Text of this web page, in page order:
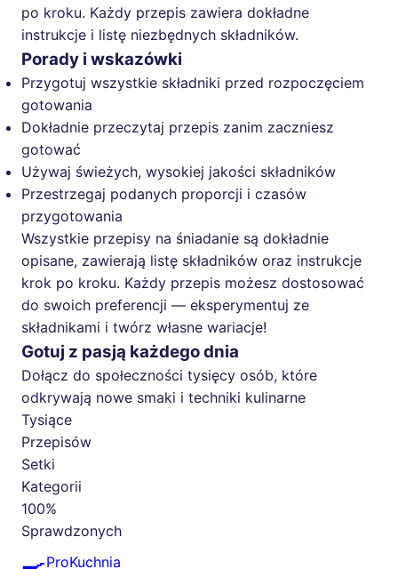
po kroku. Każdy przepis zawiera dokładne
instrukcje i listę niezbędnych składników.
Porady i wskazówki
Przygotuj wszystkie składniki przed rozpoczęciem
gotowania
Dokładnie przeczytaj przepis zanim zaczniesz
gotować
Używaj świeżych, wysokiej jakości składników
Przestrzegaj podanych proporcji i czasów
przygotowania
Wszystkie przepisy na śniadanie są dokładnie
opisane, zawierają listę składników oraz instrukcje
krok po kroku. Każdy przepis możesz dostosować
do swoich preferencji — eksperymentuj ze
składnikami i twórz własne wariacje!
Gotuj z pasją każdego dnia
Dołącz do społeczności tysięcy osób, które
odkrywają nowe smaki i techniki kulinarne
Tysiące
Przepisów
Setki
Kategorii
100%
Sprawdzonych
🍳ProKuchnia